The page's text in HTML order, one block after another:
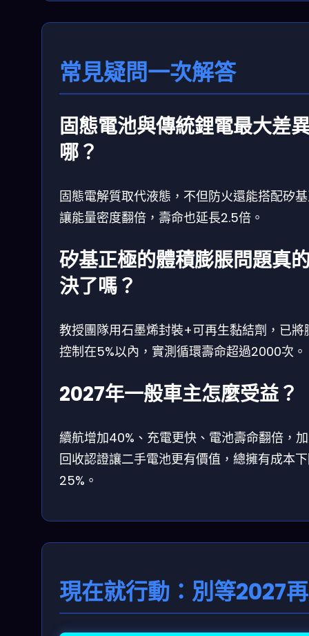
常見疑問一次解答
固態電池與傳統鋰電最大差
哪？
固態電解質取代液態，不但防火還能搭配矽
讓能量密度翻倍，壽命也延長2.5倍。
矽基正極的體積膨脹問題真
決了嗎？
教授團隊用石墨烯封裝+可再生黏結劑，已將
控制在5%以內，實測循環壽命超過2000次。
2027年一般車主怎麼受益？
續航增加40%、充電更快、電池壽命翻倍，
回收認證讓二手電池更有價值，總擁有成本
25%。
現在就行動：別等2027